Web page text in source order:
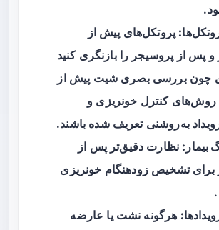
پروتکل‌های پیش از
پس از پروسیجر را بازنگری کنید
چون بررسی بصری شیت پیش از
روش‌های کنترل خونریزی و
به‌روشنی تعریف شده باشند.
بیمار: نظارت دقیق‌تر پس از
برای تشخیص زودهنگام خونریزی
هرگونه نشت یا عارضه